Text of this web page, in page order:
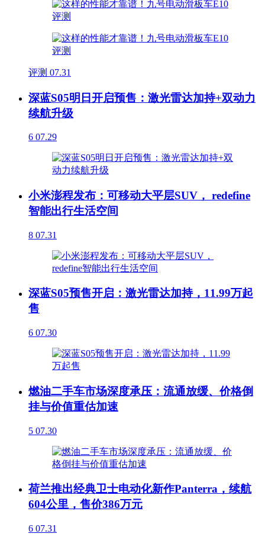
评测 07.31
深蓝S05明日开启预售：激光雷达加持+双动力
续航升级
6 07.29
小米澎程发布：可移动大平层SUV， redefine
智能出行生活空间
8 07.31
深蓝S05预售开启：激光雷达加持，11.99万起
售
6 07.30
燃油二手车市场深度承压：流通放缓、价格倒
挂与价值重估加速
5 07.30
荷兰推出经典卫士电动化新作Panterra，续航
604公里，售价386万元
6 07.31